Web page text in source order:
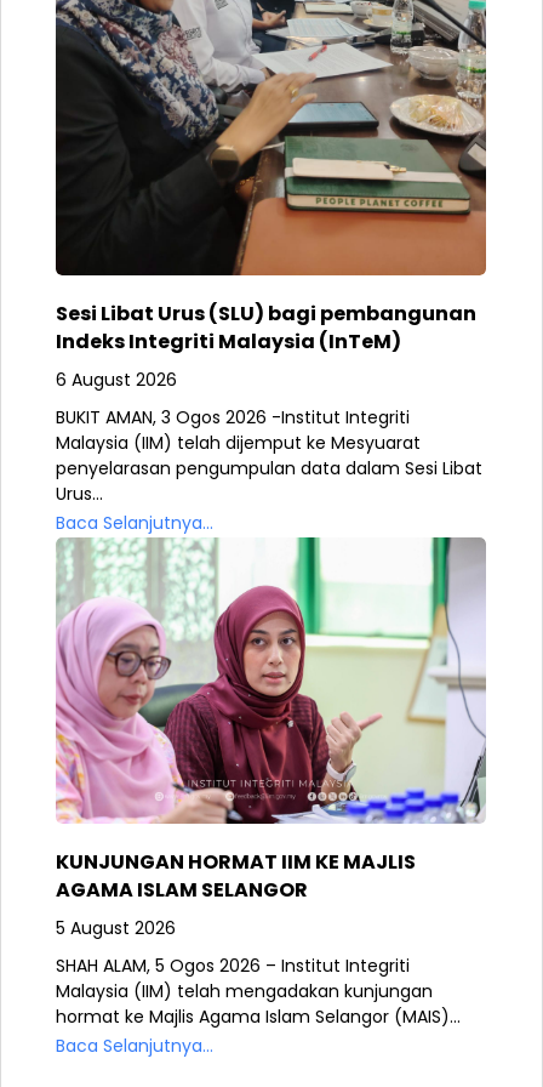
Sesi Libat Urus (SLU) bagi pembangunan
Indeks Integriti Malaysia (InTeM)
6 August 2026
BUKIT AMAN, 3 Ogos 2026 -Institut Integriti
Malaysia (IIM) telah dijemput ke Mesyuarat
penyelarasan pengumpulan data dalam Sesi Libat
Urus...
Baca Selanjutnya...
KUNJUNGAN HORMAT IIM KE MAJLIS
AGAMA ISLAM SELANGOR
5 August 2026
SHAH ALAM, 5 Ogos 2026 – Institut Integriti
Malaysia (IIM) telah mengadakan kunjungan
hormat ke Majlis Agama Islam Selangor (MAIS)...
Baca Selanjutnya...